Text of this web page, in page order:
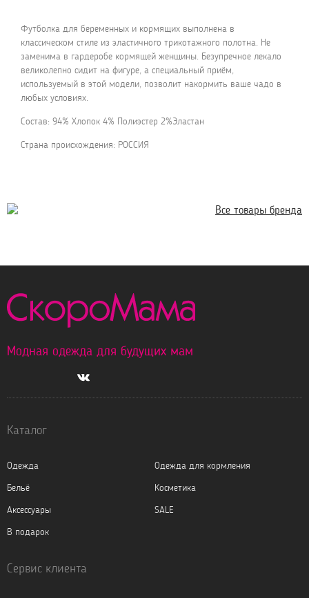
Футболка для беременных и кормящих выполнена в
классическом стиле из эластичного трикотажного полотна. Не
заменима в гардеробе кормящей женщины. Безупречное лекало
великолепно сидит на фигуре, а специальный приём,
используемый в этой модели, позволит накормить ваше чадо в
любых условиях.
Состав: 94% Хлопок 4% Полиэстер 2%Эластан
Страна происхождения: РОССИЯ
Все товары бренда
Модная одежда для будущих мам
Каталог
Одежда
Одежда для кормления
Бельё
Косметика
Аксессуары
SALE
В подарок
Сервис клиента